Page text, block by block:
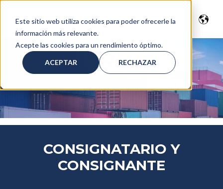
Este sitio web utiliza cookies para poder ofrecerle la
información más relevante.
Acepte las cookies para un rendimiento óptimo.
ACEPTAR RECHAZAR
CONSIGNATARIO Y
CONSIGNANTE